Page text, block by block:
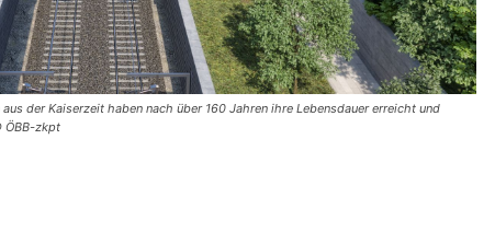
der Kaiserzeit haben nach über 160 Jahren ihre Lebensdauer erreicht und
ÖBB-zkpt